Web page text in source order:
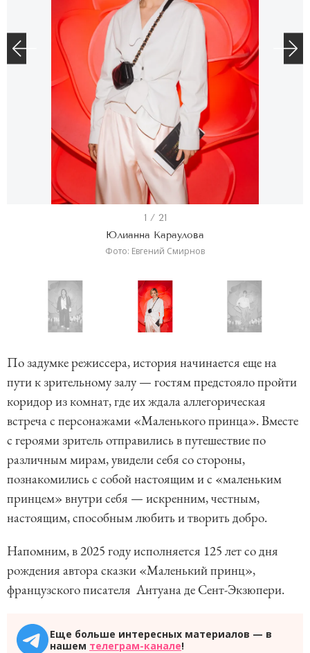
1
1 / 21
Юлианна Караулова
Фото: Евгений Смирнов
t
e
m
1
o
f
2
1
По задумке режиссера, история начинается еще на
пути к зрительному залу — гостям предстояло пройти
коридор из комнат, где их ждала аллегорическая
встреча с персонажами «Маленького принца». Вместе
с героями зритель отправились в путешествие по
различным мирам, увидели себя со стороны,
познакомились с собой настоящим и с «маленьким
принцем» внутри себя — искренним, честным,
настоящим, способным любить и творить добро.
Напомним, в 2025 году исполняется 125 лет со дня
рождения автора сказки «Маленький принц»,
французского писателя Антуана де Сент-Экзюпери.
Еще больше интересных материалов — в
нашем телеграм-канале!